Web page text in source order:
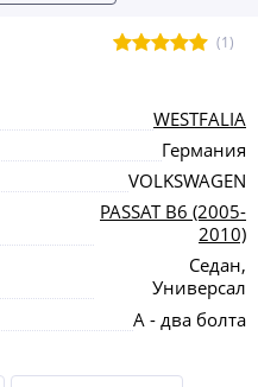
(1)
WESTFALIA
Германия
VOLKSWAGEN
PASSAT B6 (2005-
2010)
Седан,
Универсал
А - два болта